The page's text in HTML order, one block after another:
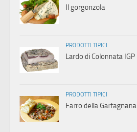
Il gorgonzola
PRODOTTI TIPICI
Lardo di Colonnata IGP
PRODOTTI TIPICI
Farro della Garfagnana